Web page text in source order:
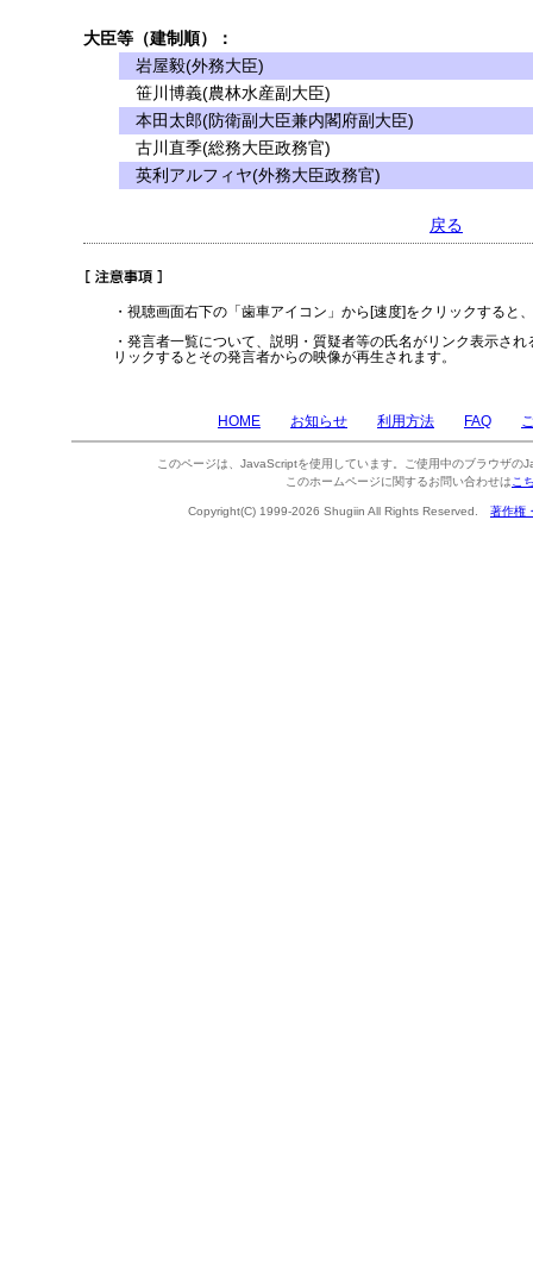
大臣等（建制順）：
岩屋毅(外務大臣)
笹川博義(農林水産副大臣)
本田太郎(防衛副大臣兼内閣府副大臣)
古川直季(総務大臣政務官)
英利アルフィヤ(外務大臣政務官)
戻る
・視聴画面右下の「歯車アイコン」から[速度]をクリックすると
・発言者一覧について、説明・質疑者等の氏名がリンク表示さ
リックするとその発言者からの映像が再生されます。
HOME お知らせ 利用方法 FAQ
このページは、JavaScriptを使用しています。ご使用中のブラウザの
このホームページに関するお問い合わせは こ
Copyright(C) 1999-2026 Shugiin All Rights Reserved. 著作権